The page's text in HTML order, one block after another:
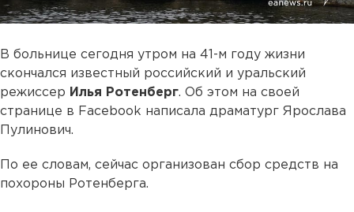
В больнице сегодня утром на 41-м году жизни
скончался известный российский и уральский
режиссер Илья Ротенберг. Об этом на своей
странице в Facebook написала драматург Ярослава
Пулинович.
По ее словам, сейчас организован сбор средств на
похороны Ротенберга.